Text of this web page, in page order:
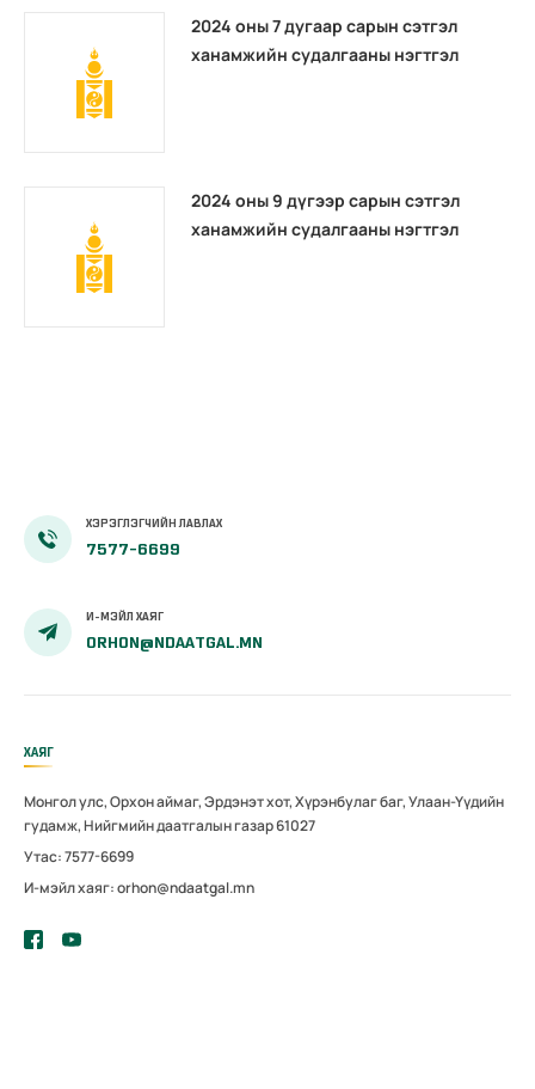
2024 оны 7 дугаар сарын сэтгэл
ханамжийн судалгааны нэгтгэл
2024 оны 9 дүгээр сарын сэтгэл
ханамжийн судалгааны нэгтгэл
ХЭРЭГЛЭГЧИЙН ЛАВЛАХ
7577-6699
И-МЭЙЛ ХАЯГ
ORHON@NDAATGAL.MN
ХАЯГ
Монгол улс, Орхон аймаг, Эрдэнэт хот, Хүрэнбулаг баг, Улаан-Үүдийн
гудамж, Нийгмийн даатгалын газар 61027
Утас: 7577-6699
И-мэйл хаяг: orhon@ndaatgal.mn